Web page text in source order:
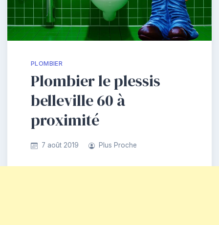
PLOMBIER
Plombier le plessis
belleville 60 à
proximité
7 août 2019 Plus Proche